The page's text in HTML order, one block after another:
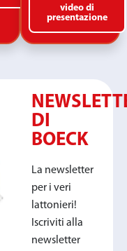
video di
presentazione
DI
BOECK
La newsletter
per i veri
lattonieri!
Iscriviti alla
newsletter